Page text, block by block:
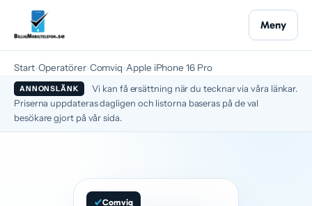
Meny
Start›Operatörer›Comviq›Apple iPhone 16 Pro
ANNONSLÄNK
Vi kan få ersättning när du tecknar via våra länkar.
Priserna uppdateras dagligen och listorna baseras på de val
besökare gjort på vår sida.
Comviq